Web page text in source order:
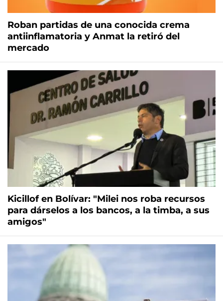
Roban partidas de una conocida crema
antiinflamatoria y Anmat la retiró del
mercado
Kicillof en Bolívar: "Milei nos roba recursos
para dárselos a los bancos, a la timba, a sus
amigos"